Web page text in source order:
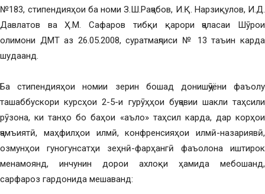
№183, стипендияҳои ба номи З.Ш.Раҷабов, И.Қ. Нарзиқулов, И.Д.
Давлатов ва Ҳ.М. Сафаров тибқи қарори ҷаласаи Шӯрои
олимони ДМТ аз 26.05.2008, суратмаҷлиси № 13 таъин карда
шудаанд.
Ба стипендияҳои номии зерин бошад донишҷӯёни фаъолу
ташаббускори курсҳои 2-5-и гурӯҳҳои буҷавии шакли таҳсили
рӯзона, ки танҳо бо баҳои «аъло» таҳсил карда, дар корҳои
ҷамъиятӣ, маҳфилҳои илмӣ, конфренсияҳои илмӣ-назариявӣ,
озмунҳои гуногунсатҳи зеҳнӣ-фарҳангӣ фаъолона иштирок
менамоянд, инчунин дорои ахлоқи ҳамида мебошанд,
сарфароз гардонида мешаванд: